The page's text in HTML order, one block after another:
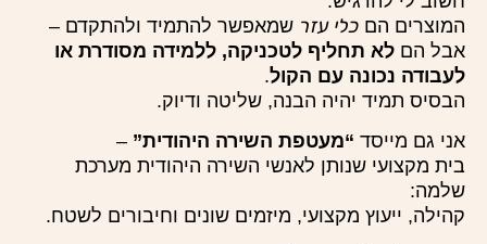
המוצרים הם כלי עזר שמאפשר להתמיד ולהתקדם –
אבל הם לא תחליף לטכניקה, ללמידה מסודרת או
לעבודה נכונה עם הקול.
הבסיס תמיד יהיה הבנה, שליטה ודיוק.
אני גם מייסד “מעטפת השירה היהודית” –
בית מקצועי שנותן לאנשי השירה היהודית מערכת
שלמה:
קהילה, ייעוץ מקצועי, מיזמים שונים וחיבורים לשטח.